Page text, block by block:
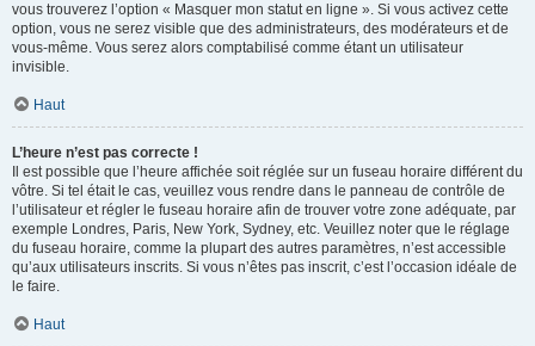
vous trouverez l’option « Masquer mon statut en ligne ». Si vous activez cette
option, vous ne serez visible que des administrateurs, des modérateurs et de
vous-même. Vous serez alors comptabilisé comme étant un utilisateur
invisible.
Haut
L’heure n’est pas correcte !
Il est possible que l’heure affichée soit réglée sur un fuseau horaire différent du
vôtre. Si tel était le cas, veuillez vous rendre dans le panneau de contrôle de
l’utilisateur et régler le fuseau horaire afin de trouver votre zone adéquate, par
exemple Londres, Paris, New York, Sydney, etc. Veuillez noter que le réglage
du fuseau horaire, comme la plupart des autres paramètres, n’est accessible
qu’aux utilisateurs inscrits. Si vous n’êtes pas inscrit, c’est l’occasion idéale de
le faire.
Haut